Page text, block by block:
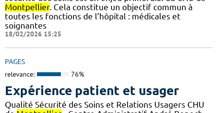
Montpellier. Cela constitue un objectif commun à
toutes les fonctions de l’hôpital : médicales et
soignantes
18/02/2026 15:25
PAGES
relevance: 76%
Expérience patient et usager
Qualité Sécurité des Soins et Relations Usagers CHU